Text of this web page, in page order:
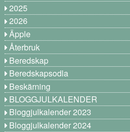
2025
2026
Äpple
Återbruk
Beredskap
Beredskapsodla
Beskärning
BLOGGJULKALENDER
Bloggjulkalender 2023
Bloggjulkalender 2024